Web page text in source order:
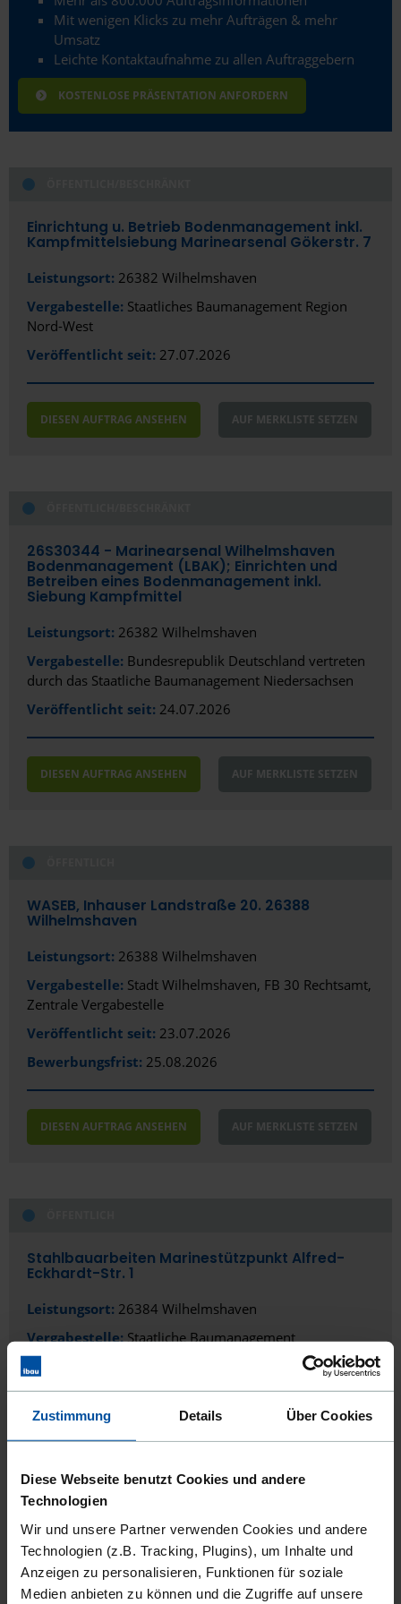
Zustimmung Details Über Cookies
Diese Webseite benutzt Cookies und andere
Technologien
Wir und unsere Partner verwenden Cookies und andere
Technologien (z.B. Tracking, Plugins), um Inhalte und
Anzeigen zu personalisieren, Funktionen für soziale
Medien anbieten zu können und die Zugriffe auf unsere
Mit wenigen Klicks zu mehr Aufträgen & mehr
Umsatz
Leichte Kontaktaufnahme zu allen Auftraggebern
KOSTENLOSE PRÄSENTATION ANFORDERN
Einrichtung u. Betrieb Bodenmanagement inkl.
Kampfmittelsiebung Marinearsenal Gökerstr. 7
Leistungsort: 26382 Wilhelmshaven
Vergabestelle: Staatliches Baumanagement Region
Nord-West
Veröffentlicht seit: 27.07.2026
DIESEN AUFTRAG ANSEHEN AUF MERKLISTE SETZEN
26S30344 - Marinearsenal Wilhelmshaven
Bodenmanagement (LBAK); Einrichten und
Betreiben eines Bodenmanagement inkl.
Siebung Kampfmittel
Leistungsort: 26382 Wilhelmshaven
Vergabestelle: Bundesrepublik Deutschland vertreten
durch das Staatliche Baumanagement Niedersachsen
Veröffentlicht seit: 24.07.2026
DIESEN AUFTRAG ANSEHEN AUF MERKLISTE SETZEN
WASEB, Inhauser Landstraße 20. 26388
Wilhelmshaven
Leistungsort: 26388 Wilhelmshaven
Vergabestelle: Stadt Wilhelmshaven, FB 30 Rechtsamt,
Zentrale Vergabestelle
Veröffentlicht seit: 23.07.2026
Bewerbungsfrist: 25.08.2026
DIESEN AUFTRAG ANSEHEN AUF MERKLISTE SETZEN
Stahlbauarbeiten Marinestützpunkt Alfred-
Eckhardt-Str. 1
Leistungsort: 26384 Wilhelmshaven
Vergabestelle: Staatliche Baumanagement
Niedersachsen
Bewerbungsfrist:
17.08.2026
DIESEN AUFTRAG ANSEHEN AUF MERKLISTE SETZEN
PRIVAT/GEWERBLICH